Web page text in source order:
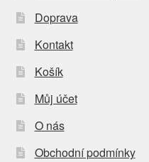
Doprava
Kontakt
Košík
Můj účet
O nás
Obchodní podmínky